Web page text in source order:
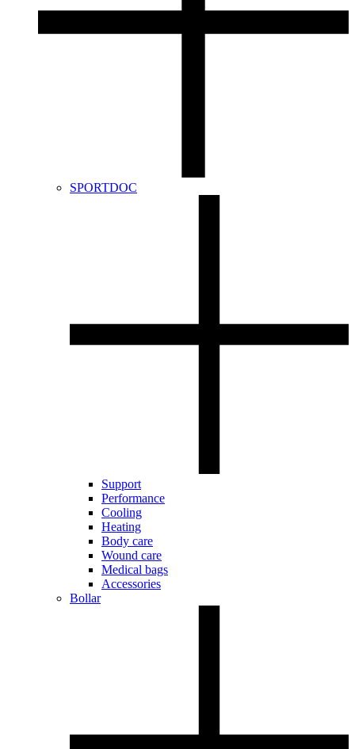
SPORTDOC
Support
Performance
Cooling
Heating
Body care
Wound care
Medical bags
Accessories
Bollar